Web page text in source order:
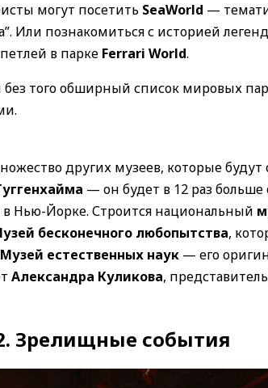
могут посетить SeaWorld —
Или познакомиться с историей
в парке Ferrari World.
того обширный список мировых
других музеев, которые
— он будет в 12 раз больше
в Нью-Йорке. Строится национальный
бесконечного любопытства,
Музей естественных наук — его
Александра Куликова,
Зрелищные события